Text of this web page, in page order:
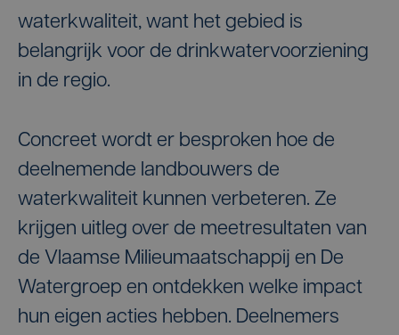
waterkwaliteit, want het gebied is
belangrijk voor de drinkwatervoorziening
in de regio.
Concreet wordt er besproken hoe de
deelnemende landbouwers de
waterkwaliteit kunnen verbeteren. Ze
krijgen uitleg over de meetresultaten van
de Vlaamse Milieumaatschappij en De
Watergroep en ontdekken welke impact
hun eigen acties hebben. Deelnemers